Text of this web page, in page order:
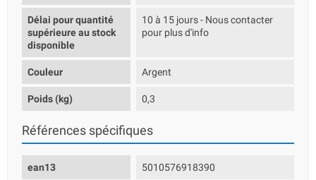
Délai pour quantité
supérieure au stock
disponible
10 à 15 jours - Nous contacter
pour plus d'info
Couleur Argent
Poids (kg) 0,3
Références spécifiques
ean13 5010576918390